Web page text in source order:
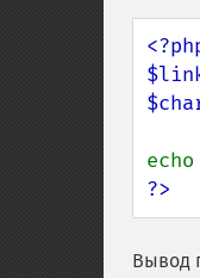
echo
?>
Вывод